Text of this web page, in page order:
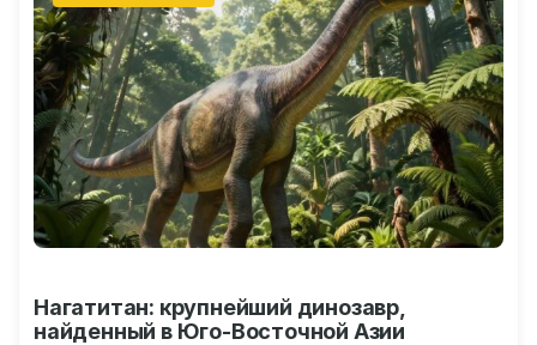
Нагатитан: крупнейший динозавр,
найденный в Юго-Восточной Азии